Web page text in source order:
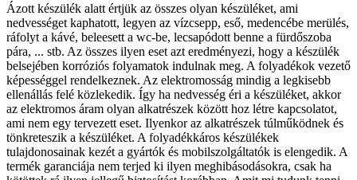
Ázott készülék alatt értjük az összes olyan készüléket, ami
nedvességet kaphatott, legyen az vízcsepp, eső, medencébe merülés,
ráfolyt a kávé, beleesett a wc-be, lecsapódott benne a fürdőszoba
pára, ... stb. Az összes ilyen eset azt eredményezi, hogy a készülék
belsejében korróziós folyamatok indulnak meg. A folyadékok vezető
képességgel rendelkeznek. Az elektromosság mindig a legkisebb
ellenállás felé közlekedik. Így ha nedvesség éri a készüléket, akkor
az elektromos áram olyan alkatrészek között hoz létre kapcsolatot,
ami nem egy tervezett eset. Ilyenkor az alkatrészek túlműködnek és
tönkreteszik a készüléket. A folyadékkáros készülékek
tulajdonosainak kezét a gyártók és mobilszolgáltatók is elengedik. A
termék garanciája nem terjed ki ilyen meghibásodásokra, csak ha